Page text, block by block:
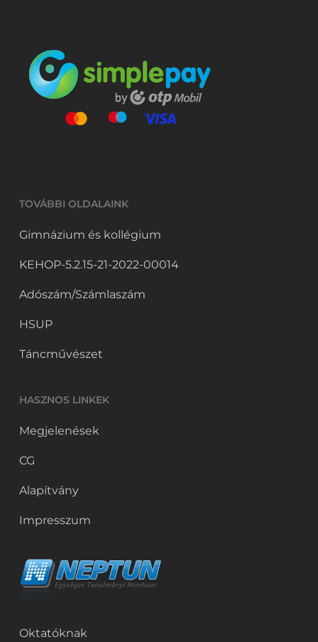
TOVÁBBI OLDALAINK
Gimnázium és kollégium
KEHOP-5.2.15-21-2022-00014
Adószám/Számlaszám
HSUP
Táncművészet
HASZNOS LINKEK
Megjelenések
CG
Alapítvány
Impresszum
Oktatóknak